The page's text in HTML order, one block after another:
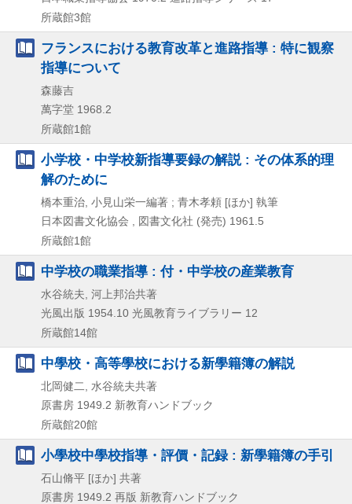
所蔵館3館
フランスにおける教育改革と進路指導 : 特に観察
指導について
森藤吉
萬字堂 1968.2
所蔵館1館
小学校・中学校新指導要録の解説 : その体系的理
解のために
橋本重治, 小見山栄一編著 ; 青木孝頼 [ほか] 執筆
日本図書文化協会 , 図書文化社 (発売) 1961.5
所蔵館1館
中学校の職業指導 : 付・中学校の産業教育
水谷統夫, 河上邦治共著
光風出版 1954.10 光風教育ライブラリー 12
所蔵館14館
中學校・高等學校における新學籍簿の解説
北岡健二, 水谷統夫共著
原書房 1949.2 新教育ハンドブック
所蔵館20館
小學校中學校指導・評價・記録 : 新學籍簿の手引
石山脩平 [ほか] 共著
原書房 1949.2 再版 新教育ハンドブック